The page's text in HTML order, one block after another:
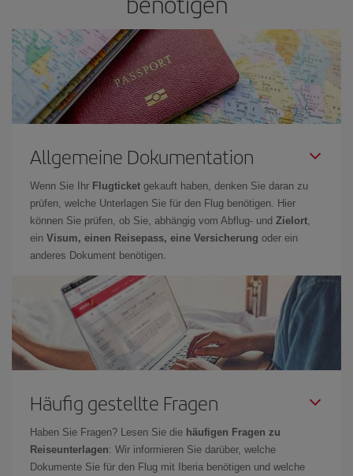
Allgemeine Dokumentation
Wenn Sie Ihr Flugticket gekauft haben, denken Sie daran zu
prüfen, welche Unterlagen Sie für den Flug benötigen. Hier
können Sie prüfen, ob Sie, abhängig vom Abflug- und Zielort
ein Visum, einen Reisepass, eine Versicherung oder ein
anderes Dokument benötigen.
Häufig gestellte Fragen
Haben Sie Fragen? Lesen Sie die häufigen Fragen zu
Reiseunterlagen: Wir informieren Sie darüber, welche
Dokumente Sie für den Flug mit Iberia benötigen und welche